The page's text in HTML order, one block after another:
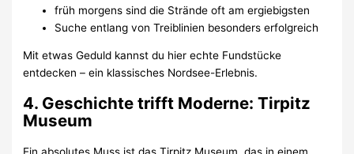
früh morgens sind die Strände oft am ergiebigsten
Suche entlang von Treiblinien besonders erfolgreich
Mit etwas Geduld kannst du hier echte Fundstücke
entdecken – ein klassisches Nordsee-Erlebnis.
4. Geschichte trifft Moderne: Tirpitz
Museum